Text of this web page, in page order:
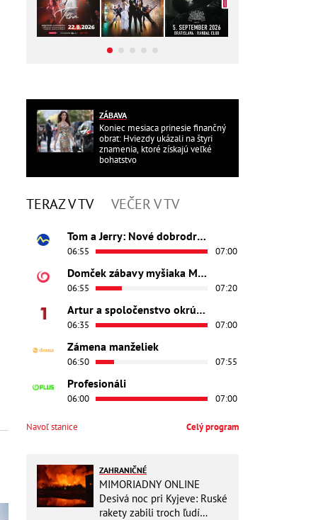
ZÁBAVA
Koniec mesiaca prinesie finančný
obrat: Hviezdy ukázali na štyri
znamenia, ktoré získajú veľké
bohatstvo
TERAZ V TV VEČER V TV
Tom a Jerry: Nové dobrodružstvo
06:55 07:00
Domček zábavy myšiaka Mickeyho
06:55 07:20
Artur a spoločenstvo okrúhleho stola - Princezná Ginevra
06:35 07:00
Zámena manželiek
06:50 07:55
Profesionáli
06:00 07:00
Navoľ stanice Celý program
ZAHRANIČNÉ
MIMORIADNY ONLINE
Desivá noc pri Kyjeve: Ruské
rakety zabili troch ľudí